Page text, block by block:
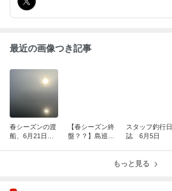
最近の画像つき記事
春シーズンの渡
船、6月21日
【春シーズン終
盤？？】島巡り
スタッフ釣行日
誌 6月5日
もっと見る